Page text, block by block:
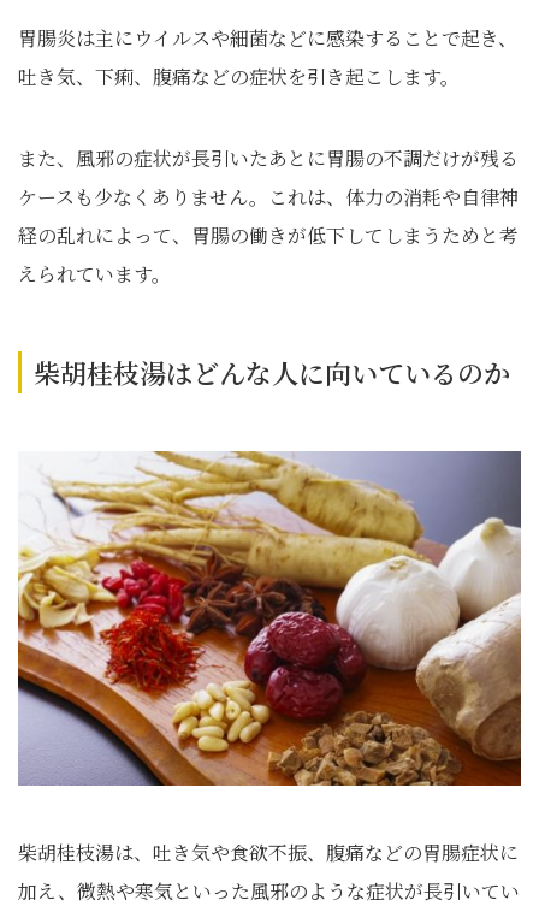
胃腸炎は主にウイルスや細菌などに感染することで起き、
吐き気、下痢、腹痛などの症状を引き起こします。
また、風邪の症状が長引いたあとに胃腸の不調だけが残る
ケースも少なくありません。これは、体力の消耗や自律神
経の乱れによって、胃腸の働きが低下してしまうためと考
えられています。
柴胡桂枝湯はどんな人に向いているのか
柴胡桂枝湯は、吐き気や食欲不振、腹痛などの胃腸症状に
加え、微熱や寒気といった風邪のような症状が長引いてい